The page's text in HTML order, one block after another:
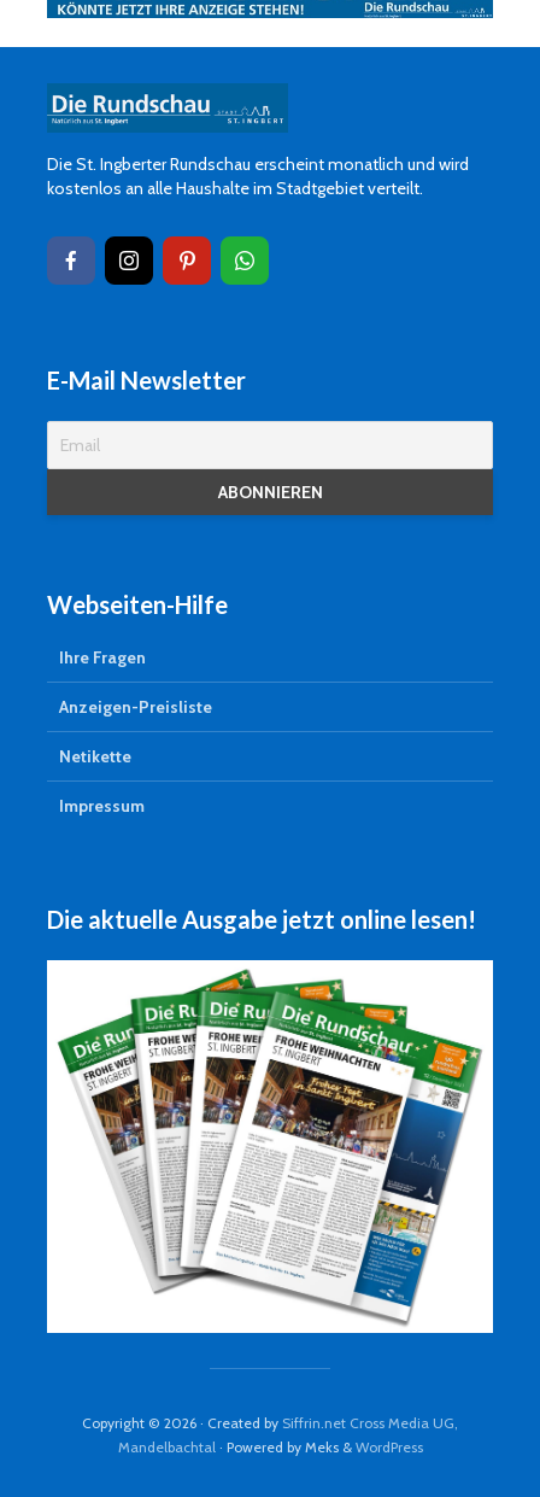
Die St. Ingberter Rundschau erscheint monatlich und wird
kostenlos an alle Haushalte im Stadtgebiet verteilt.
E-Mail Newsletter
Webseiten-Hilfe
Ihre Fragen
Anzeigen-Preisliste
Netikette
Impressum
Die aktuelle Ausgabe jetzt online lesen!
Copyright © 2026 · Created by Siffrin.net Cross Media UG,
Mandelbachtal· Powered by Meks & WordPress